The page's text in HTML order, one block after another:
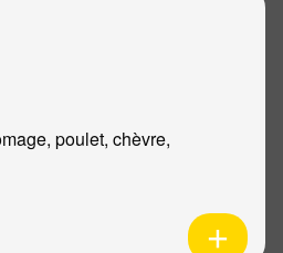
poulet, chèvre,